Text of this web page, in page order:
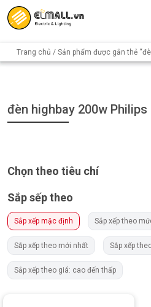
Trang chủ / Sản phẩm được gắn thẻ
đèn highbay 200w Philips
Chọn theo tiêu chí
Sắp sếp theo
Sắp xếp mặc định Sắp xếp theo
Sắp xếp theo mới nhất Sắp xếp
Sắp xếp theo giá: cao đến thấp